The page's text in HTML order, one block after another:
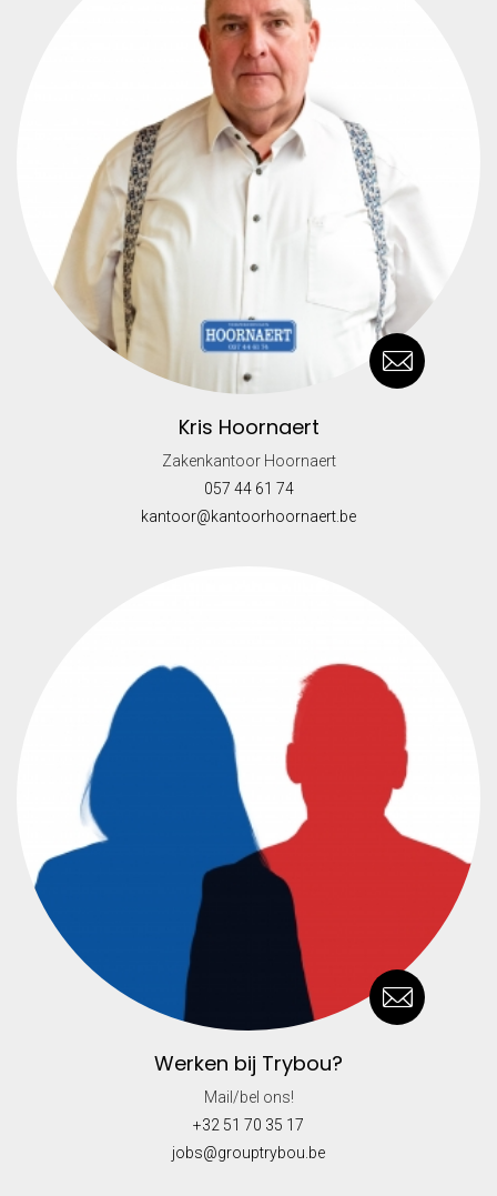
Kris Hoornaert
Zakenkantoor Hoornaert
057 44 61 74
kantoor@kantoorhoornaert.be
Werken bij Trybou?
Mail/bel ons!
+32 51 70 35 17
jobs@grouptrybou.be